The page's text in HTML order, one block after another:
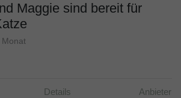
Maggie sind bereit für
Details Anbieter